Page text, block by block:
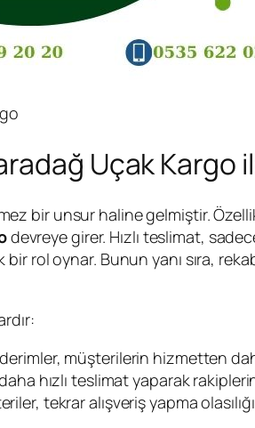
Uçak Kargo
bir unsur haline gelmiştir.
devreye girer. Hızlı teslimat,
bir rol oynar. Bunun yanı sıra,
müşterilerin hizmetten
hızlı teslimat yaparak
tekrar alışveriş yapma